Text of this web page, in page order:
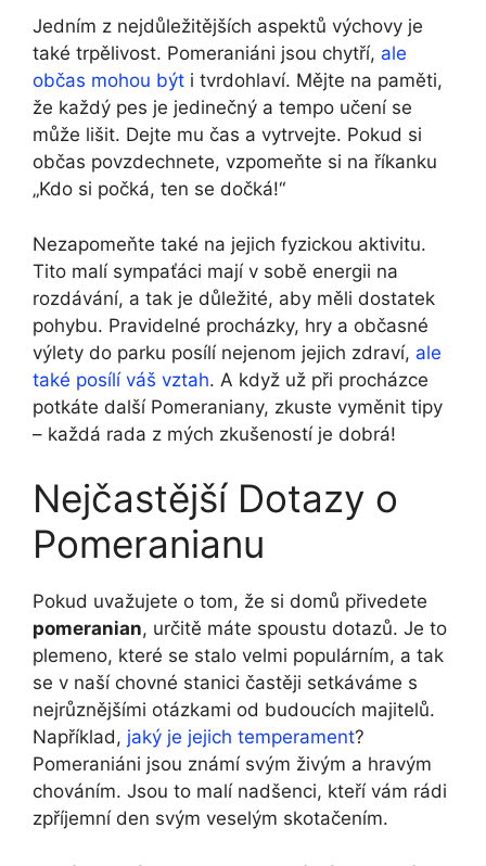
Jedním z nejdůležitějších aspektů výchovy je
také trpělivost. Pomeraniáni jsou chytří, ale
občas mohou být i tvrdohlaví. Mějte na paměti,
že každý pes je jedinečný a tempo učení se
může lišit. Dejte mu čas a vytrvejte. Pokud si
občas povzdechnete, vzpomeňte si na říkanku
„Kdo si počká, ten se dočká!“
Nezapomeňte také na jejich fyzickou aktivitu.
Tito malí sympaťáci mají v sobě energii na
rozdávání, a tak je důležité, aby měli dostatek
pohybu. Pravidelné procházky, hry a občasné
výlety do parku posílí nejenom jejich zdraví, ale
také posílí váš vztah. A když už při procházce
potkáte další Pomeraniany, zkuste vyměnit tipy
– každá rada z mých zkušeností je dobrá!
Nejčastější Dotazy o
Pomeranianu
Pokud uvažujete o tom, že si domů přivedete
pomeranian, určitě máte spoustu dotazů. Je to
plemeno, které se stalo velmi populárním, a tak
se v naší chovné stanici častěji setkáváme s
nejrůznějšími otázkami od budoucích majitelů.
Například, jaký je jejich temperament?
Pomeraniáni jsou známí svým živým a hravým
chováním. Jsou to malí nadšenci, kteří vám rádi
zpříjemní den svým veselým skotačením.